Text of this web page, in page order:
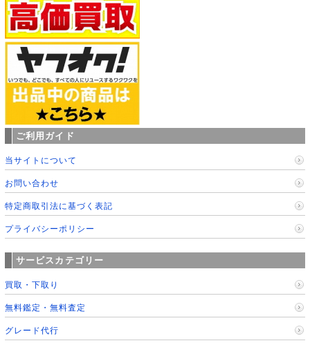
ご利用ガイド
当サイトについて
お問い合わせ
特定商取引法に基づく表記
プライバシーポリシー
サービスカテゴリー
買取・下取り
無料鑑定・無料査定
グレード代行